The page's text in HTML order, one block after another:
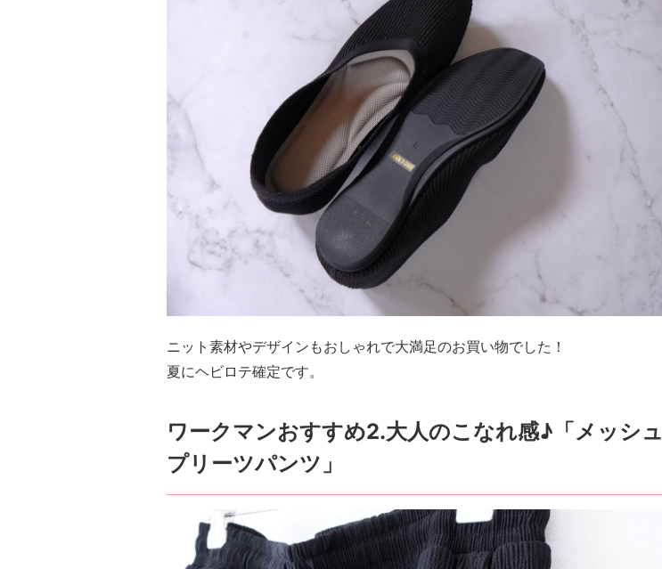
ニット素材やデザインもおしゃれで大満足のお買い物でした！
夏にヘビロテ確定です。
ワークマンおすすめ2.大人のこなれ感♪「メッシュ
プリーツパンツ」